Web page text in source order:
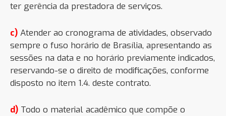
ter gerência da prestadora de serviços.
c) Atender ao cronograma de atividades, observado
sempre o fuso horário de Brasília, apresentando as
sessões na data e no horário previamente indicados,
reservando-se o direito de modificações, conforme
disposto no item 1.4. deste contrato.
d) Todo o material acadêmico que compõe o